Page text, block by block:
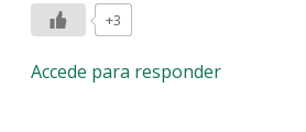
+3
Accede para responder